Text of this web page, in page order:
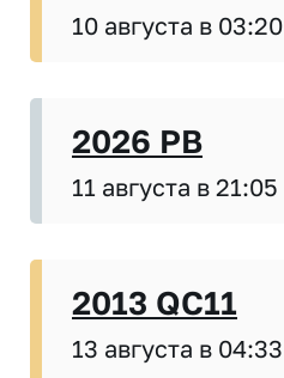
10 августа в 03:20
2026 PB
11 августа в 21:05
2013 QC11
13 августа в 04:33